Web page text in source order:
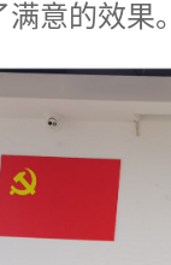
意的效果。